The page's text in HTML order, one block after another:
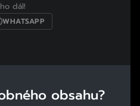
dál!
WHATSAPP
obsahu?